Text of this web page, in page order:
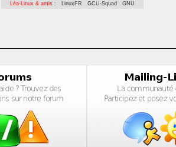
Léa-Linux & amis : LinuxFR GCU-Squad GNU